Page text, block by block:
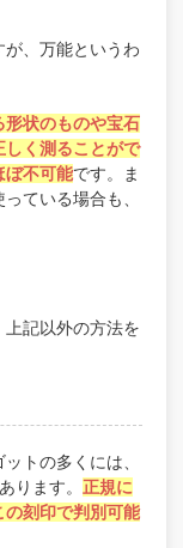
、万能というわ
形状のものや宝石
しく測ることがで
ぼ不可能です。ま
ている場合も、
記以外の方法を
トの多くには、
ります。 正規に
の刻印で判別可能